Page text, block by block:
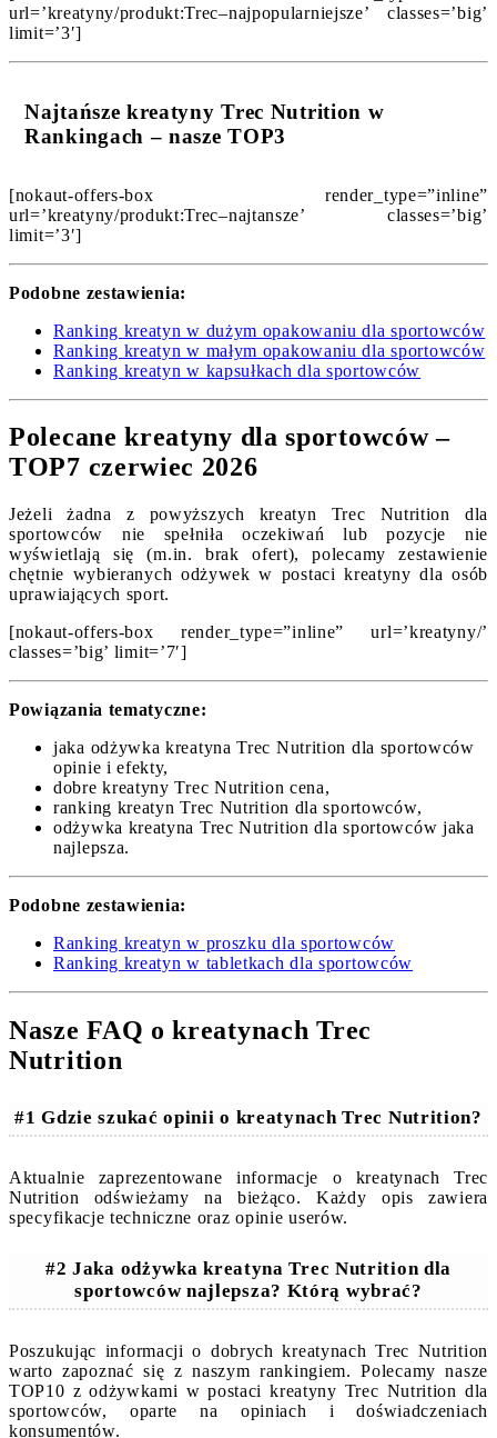
url=’kreatyny/produkt:Trec–najpopularniejsze’ classes=’big’
limit=’3′]
Najtańsze kreatyny Trec Nutrition w
Rankingach – nasze TOP3
[nokaut-offers-box render_type=”inline”
url=’kreatyny/produkt:Trec–najtansze’ classes=’big’
limit=’3′]
Podobne zestawienia:
Ranking kreatyn w dużym opakowaniu dla sportowców
Ranking kreatyn w małym opakowaniu dla sportowców
Ranking kreatyn w kapsułkach dla sportowców
Polecane kreatyny dla sportowców –
TOP7 czerwiec 2026
Jeżeli żadna z powyższych kreatyn Trec Nutrition dla
sportowców nie spełniła oczekiwań lub pozycje nie
wyświetlają się (m.in. brak ofert), polecamy zestawienie
chętnie wybieranych odżywek w postaci kreatyny dla osób
uprawiających sport.
[nokaut-offers-box render_type=”inline” url=’kreatyny/’
classes=’big’ limit=’7′]
Powiązania tematyczne:
jaka odżywka kreatyna Trec Nutrition dla sportowców
opinie i efekty,
dobre kreatyny Trec Nutrition cena,
ranking kreatyn Trec Nutrition dla sportowców,
odżywka kreatyna Trec Nutrition dla sportowców jaka
najlepsza.
Podobne zestawienia:
Ranking kreatyn w proszku dla sportowców
Ranking kreatyn w tabletkach dla sportowców
Nasze FAQ o kreatynach Trec
Nutrition
#1 Gdzie szukać opinii o kreatynach Trec Nutrition?
Aktualnie zaprezentowane informacje o kreatynach Trec
Nutrition odświeżamy na bieżąco. Każdy opis zawiera
specyfikacje techniczne oraz opinie userów.
#2 Jaka odżywka kreatyna Trec Nutrition dla
sportowców najlepsza? Którą wybrać?
Poszukując informacji o dobrych kreatynach Trec Nutrition
warto zapoznać się z naszym rankingiem. Polecamy nasze
TOP10 z odżywkami w postaci kreatyny Trec Nutrition dla
sportowców, oparte na opiniach i doświadczeniach
konsumentów.